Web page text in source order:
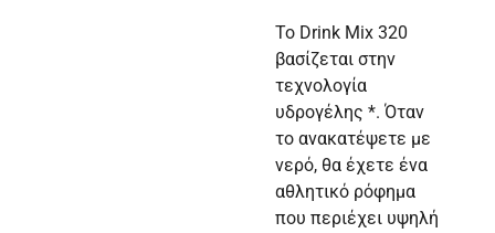
Το Drink Mix 320
βασίζεται στην
τεχνολογία
υδρογέλης *. Όταν
το ανακατέψετε με
νερό, θα έχετε ένα
αθλητικό ρόφημα
που περιέχει υψηλή